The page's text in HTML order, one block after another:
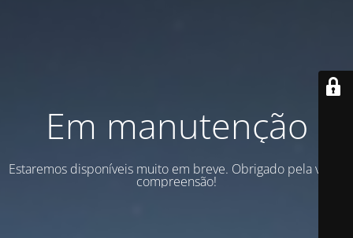
Em manutenção
Estaremos disponíveis muito em breve. Obrigado pela vossa
compreensão!